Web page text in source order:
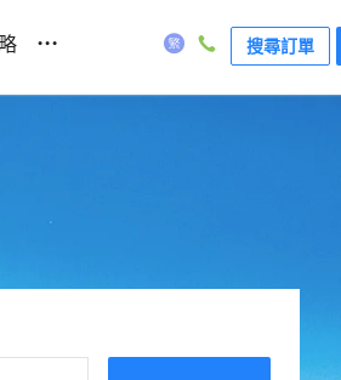
... 搜尋訂單